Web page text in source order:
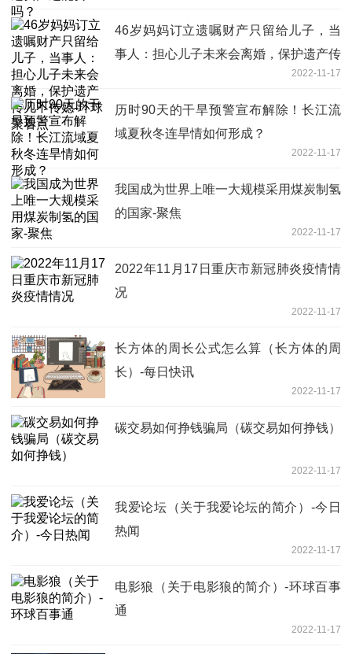
46岁妈妈订立遗嘱财产只留给儿子，当
事人：担心儿子未来会离婚，保护遗产传
2022-11-17
历时90天的干旱预警宣布解除！长江流
域夏秋冬连旱情如何形成？
2022-11-17
我国成为世界上唯一大规模采用煤炭制氢
的国家-聚焦
2022-11-17
2022年11月17日重庆市新冠肺炎疫情情
况
2022-11-17
长方体的周长公式怎么算（长方体的周
长）-每日快讯
2022-11-17
碳交易如何挣钱骗局（碳交易如何挣钱）
2022-11-17
我爱论坛（关于我爱论坛的简介）-今日
热闻
2022-11-17
电影狼（关于电影狼的简介）-环球百事
通
2022-11-17